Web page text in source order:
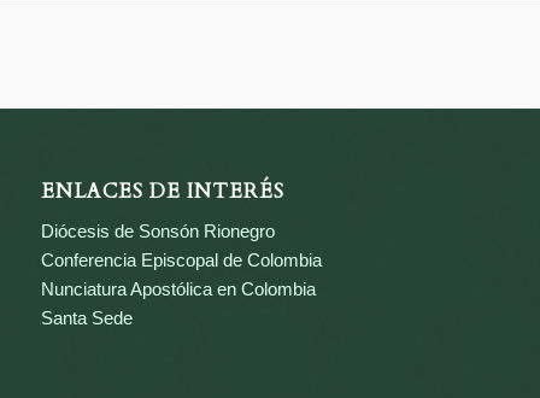
ENLACES DE INTERÉS
Diócesis de Sonsón Rionegro
Conferencia Episcopal de Colombia
Nunciatura Apostólica en Colombia
Santa Sede